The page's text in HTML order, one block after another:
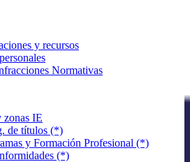
y recursos
Normativas
zonas IE
de títulos (*)
y Formación Profesional (*)
(*)